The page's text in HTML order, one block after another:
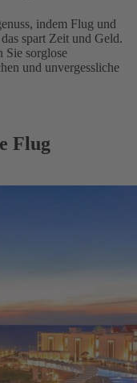
indem Flug und
spart Zeit und Geld.
Sie sorglose
und unvergessliche
Flug